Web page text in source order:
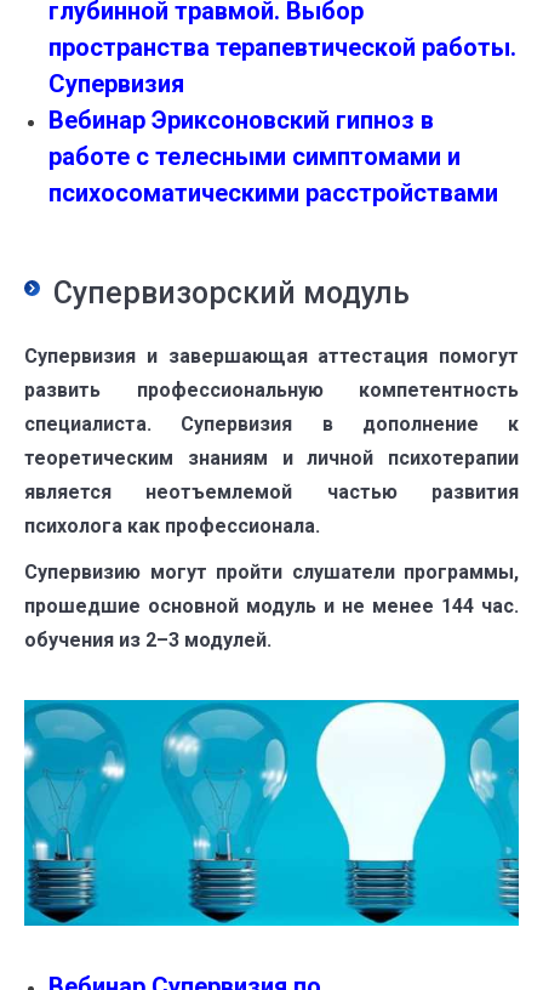
глубинной травмой. Выбор
пространства терапевтической работы.
Супервизия
Вебинар Эриксоновский гипноз в
работе с телесными симптомами и
психосоматическими расстройствами
Супервизорский модуль
Супервизия и завершающая аттестация помогут
развить профессиональную компетентность
специалиста. Супервизия в дополнение к
теоретическим знаниям и личной психотерапии
является неотъемлемой частью развития
психолога как профессионала.
Супервизию могут пройти слушатели программы,
прошедшие основной модуль и не менее 144 час.
обучения из 2–3 модулей.